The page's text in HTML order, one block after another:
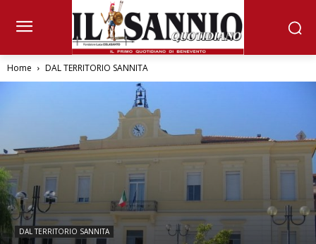
Home DAL TERRITORIO SANNITA
DAL TERRITORIO SANNITA